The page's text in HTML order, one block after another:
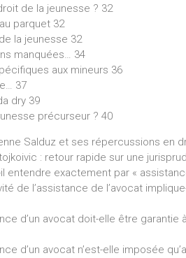
de la jeunesse ? 32
parquet 32
la jeunesse 32
manquées… 34
aux mineurs 36
37
dry 39
précurseur ? 40
Salduz et ses répercussions en
: retour rapide sur une
entendre exactement par «
de l’assistance de l’avocat
d’un avocat doit-elle être
d’un avocat n’est-elle imposée